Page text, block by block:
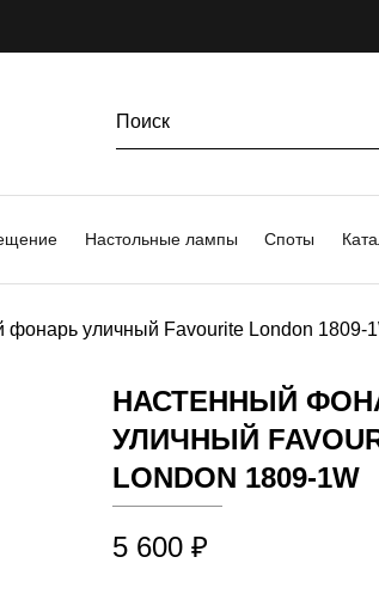
Настольные лампы Споты
фонарь уличный Favourite London 1809-
НАСТЕННЫЙ
УЛИЧНЫЙ
LONDON 1809-1W
5 600 ₽